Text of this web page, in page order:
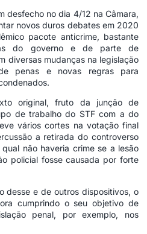
desfecho no dia 4/12 na Câmara,
novos duros debates em 2020
pacote anticrime, bastante
do governo e de parte de
diversas mudanças na legislação
penas e novas regras para
original, fruto da junção de
de trabalho do STF com a do
vários cortes na votação final
a retirada do controverso
não haveria crime se a lesão
policial fosse causada por forte
desse e de outros dispositivos, o
cumprindo o seu objetivo de
penal, por exemplo, nos